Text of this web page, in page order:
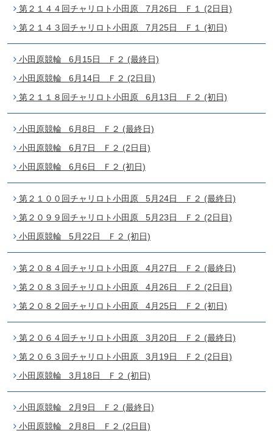
第２１４４回チャリロト小田原 7月26日 Ｆ１ (2日目)
第２１４３回チャリロト小田原 7月25日 Ｆ１ (初日)
小田原競輪 6月15日 Ｆ２ (最終日)
小田原競輪 6月14日 Ｆ２ (2日目)
第２１１８回チャリロト小田原 6月13日 Ｆ２ (初日)
小田原競輪 6月8日 Ｆ２ (最終日)
小田原競輪 6月7日 Ｆ２ (2日目)
小田原競輪 6月6日 Ｆ２ (初日)
第２１００回チャリロト小田原 5月24日 Ｆ２ (最終日)
第２０９９回チャリロト小田原 5月23日 Ｆ２ (2日目)
小田原競輪 5月22日 Ｆ２ (初日)
第２０８４回チャリロト小田原 4月27日 Ｆ２ (最終日)
第２０８３回チャリロト小田原 4月26日 Ｆ２ (2日目)
第２０８２回チャリロト小田原 4月25日 Ｆ２ (初日)
第２０６４回チャリロト小田原 3月20日 Ｆ２ (最終日)
第２０６３回チャリロト小田原 3月19日 Ｆ２ (2日目)
小田原競輪 3月18日 Ｆ２ (初日)
小田原競輪 2月9日 Ｆ２ (最終日)
小田原競輪 2月8日 Ｆ２ (2日目)